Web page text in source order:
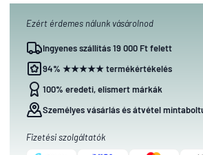
Ezért érdemes nálunk vásárolnod
Ingyenes szállítás 19 000 Ft felett
94% ★★★★★ termékértékelés
100% eredeti, elismert márkák
Személyes vásárlás és átvétel
Fizetési szolgáltatók